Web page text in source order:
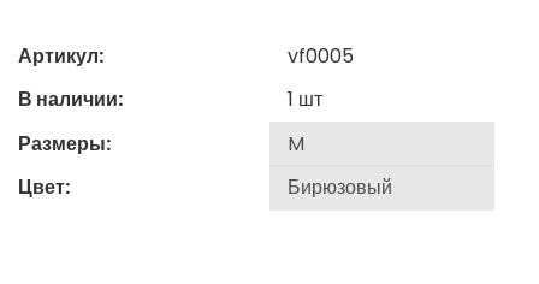
Артикул:
vf0005
В наличии:
1 шт
Размеры:
Цвет: